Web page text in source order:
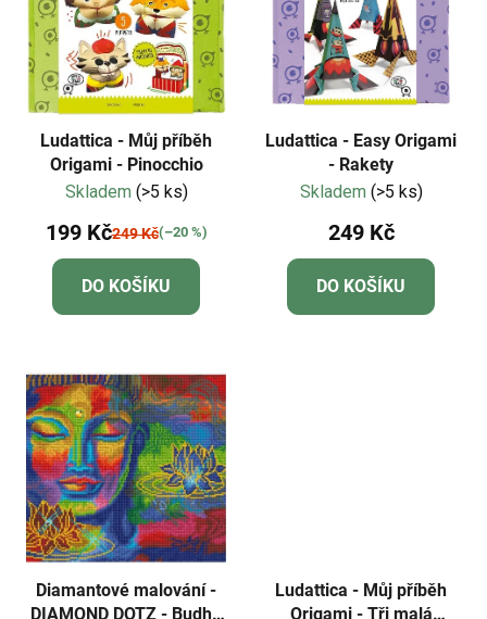
Ludattica - Můj příběh
Origami - Pinocchio
Skladem (>5 ks)
199 Kč249 Kč(–20 %)
DO KOŠÍKU
Ludattica - Easy Origami
- Rakety
Skladem (>5 ks)
249 Kč
DO KOŠÍKU
Diamantové malování -
DIAMOND DOTZ - Budha
Ludattica - Můj příběh
Origami - Tři malá